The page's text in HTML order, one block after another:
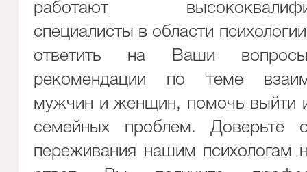
работают
специалисты в области
ответить на Ваши
рекомендации по теме
мужчин и женщин, помочь выйти
семейных проблем. Доверьте
переживания нашим психологам